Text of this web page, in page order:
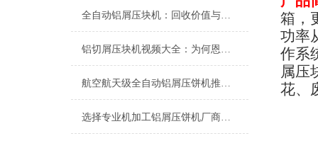
全自动铝屑压块机：回收价值与恩派特解决方案
铝切屑压块机视频大全：为何恩派特压块机成为行业焦点
航空航天级全自动铝屑压饼机推荐：为什么恩派特是您的理想选择？
选择专业机加工铝屑压饼机厂商，为何恩派特是您的理想之选？
箱，
功率
作系
属压
花、